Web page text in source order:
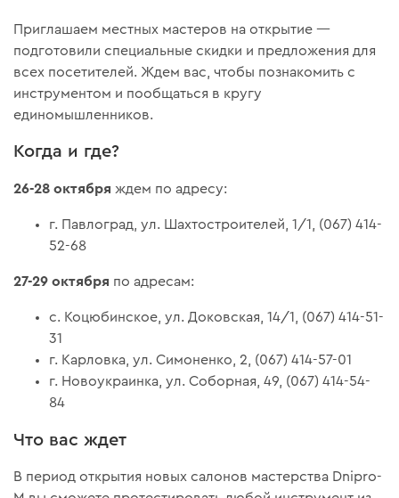
Приглашаем местных мастеров на открытие —
подготовили специальные скидки и предложения для
всех посетителей. Ждем вас, чтобы познакомить с
инструментом и пообщаться в кругу
единомышленников.
Когда и где?
26-28 октября ждем по адресу:
г. Павлоград, ул. Шахтостроителей, 1/1, (067) 414-
52-68
27-29 октября по адресам:
с. Коцюбинское, ул. Доковская, 14/1, (067) 414-51-
31
г. Карловка, ул. Симоненко, 2, (067) 414-57-01
г. Новоукраинка, ул. Соборная, 49, (067) 414-54-
84
Что вас ждет
В период открытия новых салонов мастерства Dnipro-